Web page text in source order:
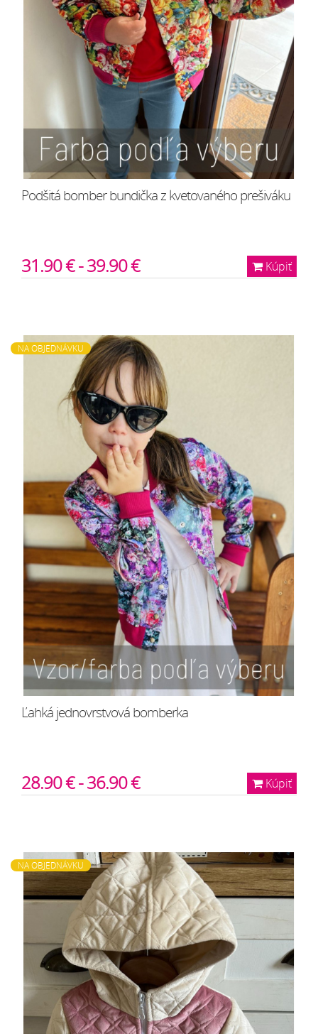
Podšitá bomber bundička z kvetovaného prešiváku
Kúpiť
31.90 € - 39.90 €
NA OBJEDNÁVKU
Ľahká jednovrstvová bomberka
Kúpiť
28.90 € - 36.90 €
NA OBJEDNÁVKU